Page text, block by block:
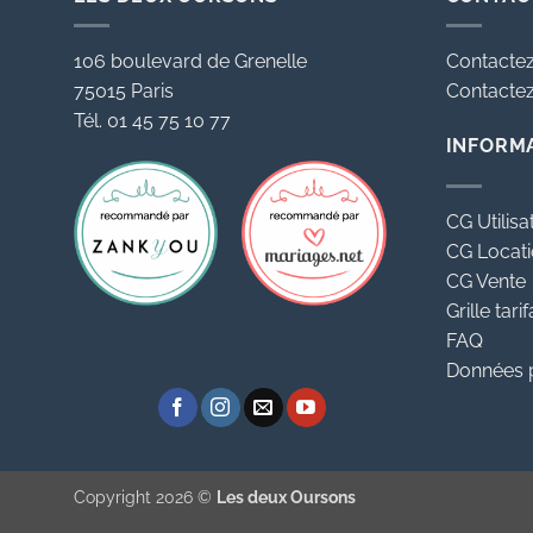
106 boulevard de Grenelle
75015 Paris
Tél. 01 45 75 10 77
CG
CG
CG Vente
Grille
FAQ
Données
Copyright 2026 © Les deux Oursons